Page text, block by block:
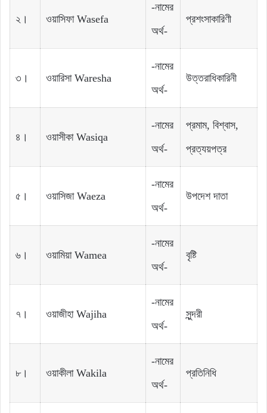
২। ওয়াসিফা Wasefa
-নামের
অর্থ-
প্রশংসাকারিণী
৩। ওয়ারিসা Waresha
-নামের
অর্থ-
উত্তরাধিকারিনী
৪। ওয়াসীকা Wasiqa
-নামের
অর্থ-
প্রমাম, বিশ্বাস,
প্রত্যয়পত্র
৫। ওয়াসিজা Waeza
-নামের
অর্থ-
উপদেশ দাতা
৬। ওয়ামিয়া Wamea
-নামের
অর্থ-
বৃষ্টি
৭। ওয়াজীহা Wajiha
-নামের
অর্থ-
সুন্দরী
৮। ওয়াকীলা Wakila
-নামের
অর্থ-
প্রতিনিধি